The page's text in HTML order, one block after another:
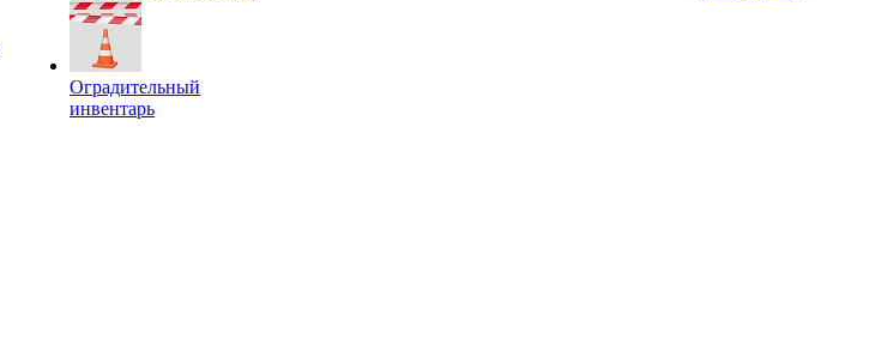
Оградительный
инвентарь